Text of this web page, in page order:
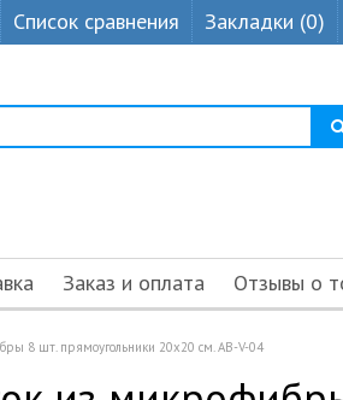
Список сравнения Закладки (0)
Заказ и оплата Отзывы о
8 шт. прямоугольники 20х20 см. AB-V-04